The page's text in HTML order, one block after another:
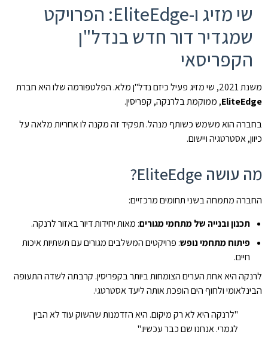
שי מזיג ו-EliteEdge: הפרויקט
שמגדיר דור חדש בנדל"ן
הקפריסאי
משנת 2021, שי מזיג פעיל כיזם נדל"ן מלא. הפלטפורמה שלו היא חברת
EliteEdge, ממוקמת בלרנקה, קפריסין.
בחברה הוא משמש כשותף מנהל. תפקיד זה מקנה לו אחריות מלאה על
כיוון, אסטרטגיה ויישום.
מה עושה EliteEdge?
החברה מתמחה בשני תחומים מרכזיים:
תכנון ובנייה של מתחמי מגורים: מאות יחידות דיור באזור לרנקה.
פיתוח מתחמי נופש: פרויקטים המשלבים מגורים עם תשתיות איכות
חיים.
לרנקה היא אחת הערים הצומחות ביותר בקפריסין. קרבתה לשדה התעופה
הבינלאומי ולחוף הים הופכת אותה ליעד אסטרטגי.
"לרנקה היא לא רק מיקום. היא הזדמנות שהשוק עוד לא הבין
לגמרי. אנחנו שם כבר עכשיו."